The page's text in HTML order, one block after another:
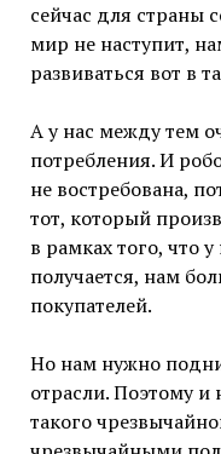
сейчас для страны
мир не наступит,
развиваться вот в
А у нас между тем
потребления. И
не востребована,
тот, который
в рамках того, что
получается, нам
покупателей.
Но нам нужно
отрасли. Поэтому и
такого